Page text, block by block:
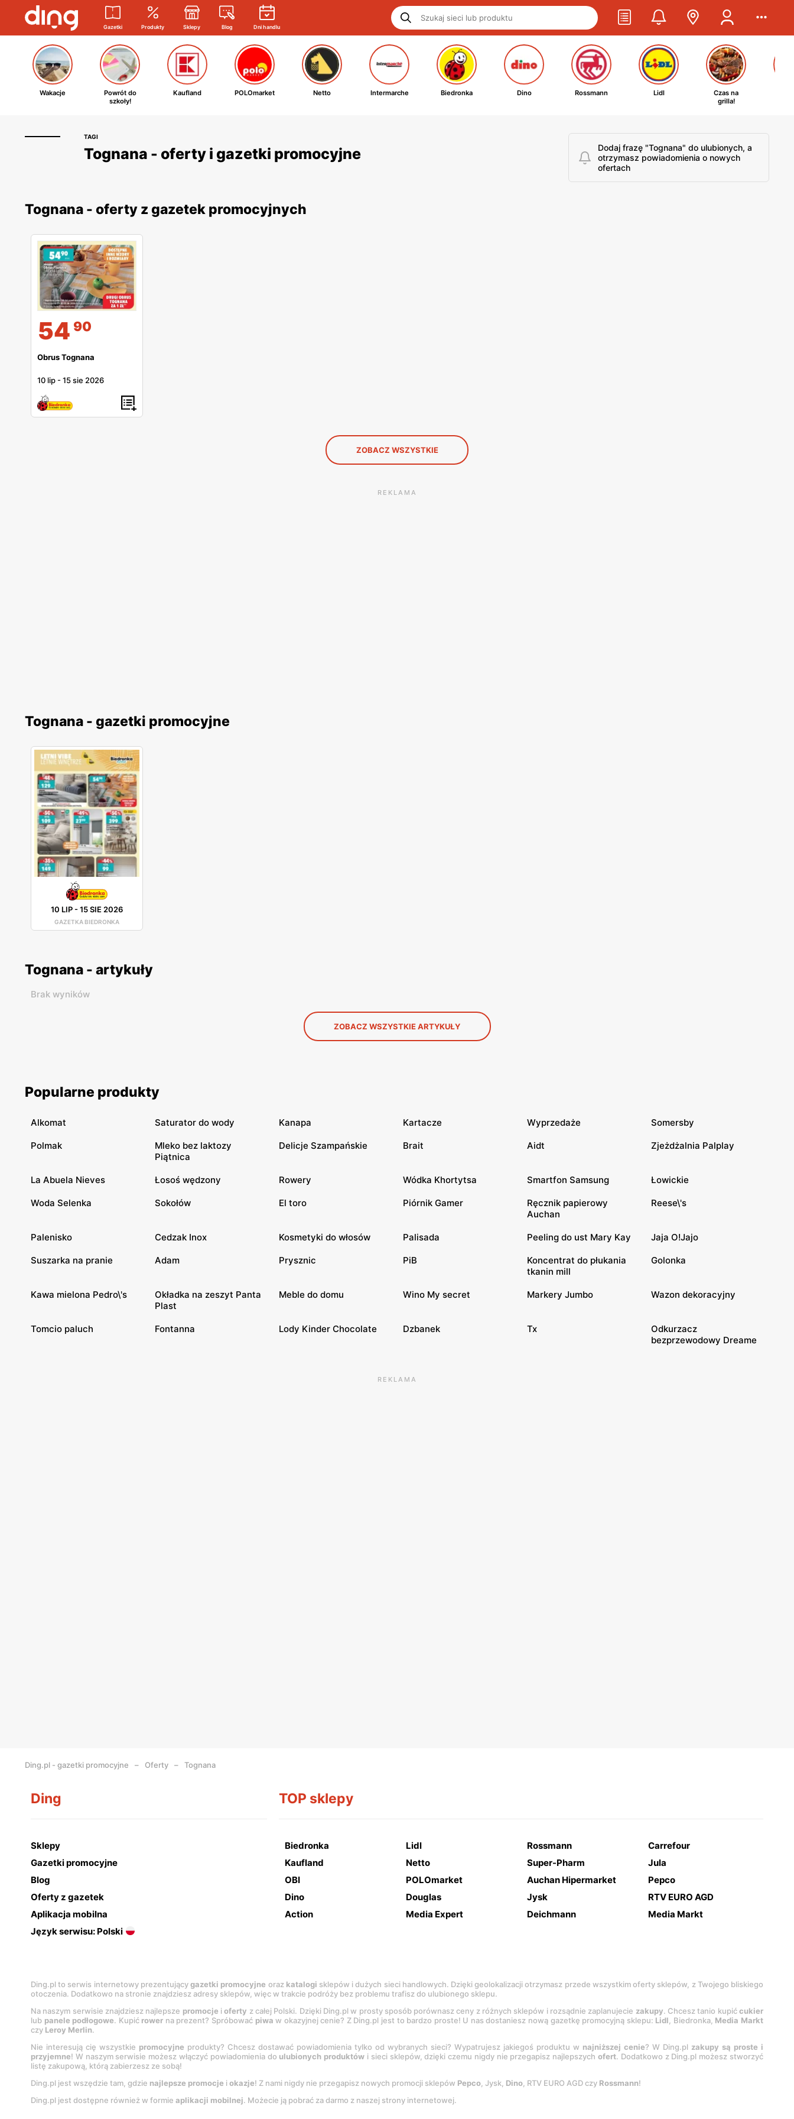
Gazetki Produkty Sklepy Blog Dni handlu
Wakacje
Powrót do
szkoły!
Kaufland POLOmarket Netto Intermarche Biedronka Dino Rossmann Lidl
Czas na
grilla!
TAGI
Tognana - oferty i gazetki promocyjne
Dodaj frazę "Tognana" do ulubionych, a
otrzymasz powiadomienia o nowych
ofertach
Tognana - oferty z gazetek promocyjnych
54 90
Obrus Tognana
10 lip -15 sie 2026
ZOBACZ WSZYSTKIE
REKLAMA
Tognana - gazetki promocyjne
10 LIP-15 SIE 2026
GAZETKA BIEDRONKA
Tognana - artykuły
Brak wyników
ZOBACZ WSZYSTKIE ARTYKUŁY
Popularne produkty
Alkomat Saturator do wody Kanapa Kartacze Wyprzedaże Somersby
Polmak
Mleko bez laktozy
Piątnica
Delicje Szampańskie Brait Aidt Zjeżdżalnia Palplay
La Abuela Nieves Łosoś wędzony Rowery Wódka Khortytsa Smartfon Samsung Łowickie
Woda Selenka Sokołów El toro Piórnik Gamer
Ręcznik papierowy
Auchan
Reese\'s
Palenisko Cedzak Inox Kosmetyki do włosów Palisada Peeling do ust Mary Kay Jaja O!Jajo
Suszarka na pranie Adam Prysznic PiB
Koncentrat do płukania
tkanin mill
Golonka
Kawa mielona Pedro\'s
Okładka na zeszyt Panta
Plast
Meble do domu Wino My secret Markery Jumbo Wazon dekoracyjny
Tomcio paluch Fontanna Lody Kinder Chocolate Dzbanek Tx
Odkurzacz
bezprzewodowy Dreame
REKLAMA
Ding.pl - gazetki promocyjne Oferty Tognana
Ding
Sklepy
Gazetki promocyjne
Blog
Oferty z gazetek
Aplikacja mobilna
Język serwisu: Polski
TOP sklepy
Biedronka Lidl Rossmann
Carrefour
Kaufland
Netto Super-Pharm
Jula
OBI
POLOmarket Auchan Hipermarket
Pepco
Dino
Douglas Jysk
RTV EURO AGD
Action
Media Expert Deichmann Media Markt
Ding.pl to serwis internetowy prezentującygazetki promocyjne oraz katalogi sklepów i dużych sieci handlowych. Dzięki geolokalizacji otrzymasz przede wszystkim oferty sklepów, z Twojego bliskiego
otoczenia. Dodatkowo na stronie znajdziesz adresy sklepów, więc w trakcie podróży bez problemu trafisz do ulubionego sklepu.
Na naszym serwisie znajdziesz najlepsze promocje ioferty z całej Polski. Dzięki Ding.pl w prosty sposób porównasz ceny z różnych sklepów i rozsądnie zaplanujecie zakupy. Chcesz tanio kupićcukier
lub panele podłogowe. Kupić rower na prezent? Spróbować piwa w okazyjnej cenie? Z Ding.pl jest to bardzo proste! U nas dostaniesz nową gazetkę promocyjną sklepu: Lidl, Biedronka, Media Markt
czy Leroy Merlin.
Nie interesują cię wszystkie promocyjne produkty? Chcesz dostawać powiadomienia tylko od wybranych sieci? Wypatrujesz jakiegoś produktu w najniższej cenie? W Ding.pl zakupy są proste i
przyjemne! W naszym serwisie możesz włączyć powiadomienia do ulubionych produktów i sieci sklepów, dzięki czemu nigdy nie przegapisz najlepszychofert. Dodatkowo z Ding.pl możesz stworzyć
listę zakupową, którą zabierzesz ze sobą!
Ding.pl jest wszędzie tam, gdzie najlepsze promocje i okazje! Z nami nigdy nie przegapisz nowych promocji sklepów Pepco, Jysk, Dino, RTV EURO AGD czy Rossmann!
Ding.pl jest dostępne również w formie aplikacji mobilnej. Możecie ją pobrać za darmo z naszej strony internetowej.